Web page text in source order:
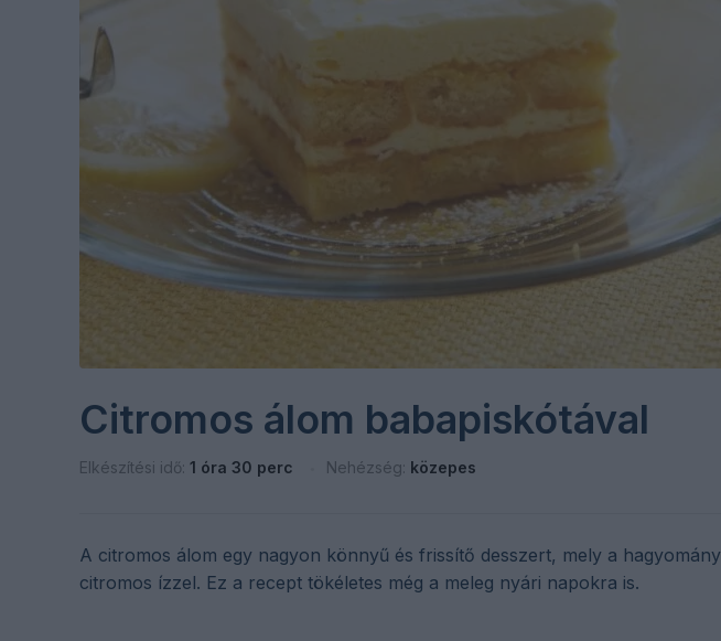
Citromos álom babapiskótával
Elkészítési idő: 1 óra 30 perc Nehézség: közepes
A citromos álom egy nagyon könnyű és frissítő desszert, mely a
citromos ízzel. Ez a recept tökéletes még a meleg nyári napokra is.